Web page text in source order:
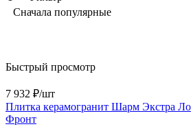
Сначала популярные
Быстрый просмотр
7 932 ₽/шт
Плитка керамогранит Шарм Экстра
Фронт